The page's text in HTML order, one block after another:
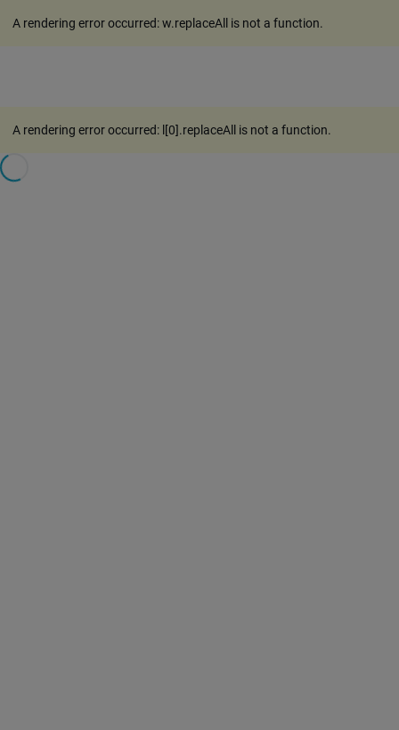
A rendering error occurred:w.replaceAll is not a function.
A rendering error occurred: l[0].replaceAll is not a function.